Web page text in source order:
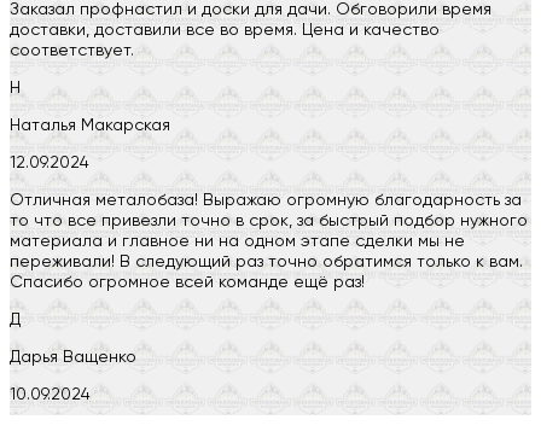
Заказал профнастил и доски для дачи. Обговорили время
доставки, доставили все во время. Цена и качество
соответствует.
Н
Наталья Макарская
12.09.2024
Отличная металобаза! Выражаю огромную благодарность за
то что все привезли точно в срок, за быстрый подбор нужного
материала и главное ни на одном этапе сделки мы не
переживали! В следующий раз точно обратимся только к вам.
Спасибо огромное всей команде ещё раз!
Д
Дарья Ващенко
10.09.2024